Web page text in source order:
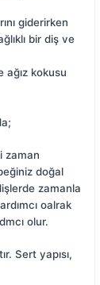
giderirken
bir diş ve
ağız kokusu
zaman
doğal
zamanla
oalrak
olur.
Sert yapısı,